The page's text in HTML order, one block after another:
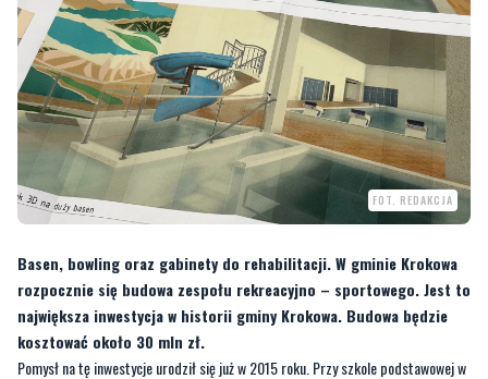
FOT. REDAKCJA
Basen, bowling oraz gabinety do rehabilitacji. W gminie Krokowa
rozpocznie się budowa zespołu rekreacyjno – sportowego. Jest to
kosztować około 30 mln zł.
Pomysł na tę inwestycje urodził się już w 2015 roku. Przy szkole podstawowej w
Krokowej powstanie centrum rekreacyjno-sportowe. Głównym punktem będzie
basen, w którym m.in. dzieci z gminy będą uczyły się pływać, ale obiekt będzie
spełniał również inne funkcje.